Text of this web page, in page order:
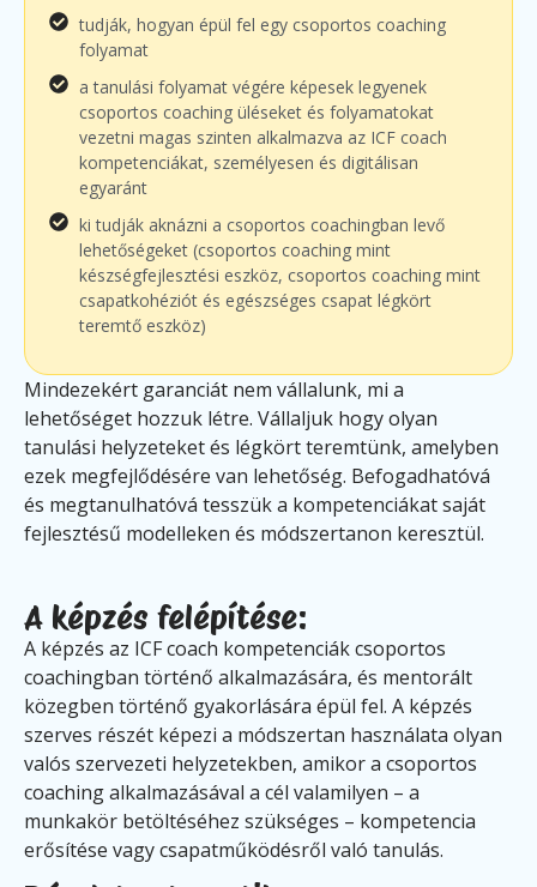
tudják, hogyan épül fel egy csoportos coaching
folyamat
a tanulási folyamat végére képesek legyenek
csoportos coaching üléseket és folyamatokat
vezetni magas szinten alkalmazva az ICF coach
kompetenciákat, személyesen és digitálisan
egyaránt
ki tudják aknázni a csoportos coachingban levő
lehetőségeket (csoportos coaching mint
készségfejlesztési eszköz, csoportos coaching mint
csapatkohéziót és egészséges csapat légkört
teremtő eszköz)
Mindezekért garanciát nem vállalunk, mi a
lehetőséget hozzuk létre. Vállaljuk hogy olyan
tanulási helyzeteket és légkört teremtünk, amelyben
ezek megfejlődésére van lehetőség. Befogadhatóvá
és megtanulhatóvá tesszük a kompetenciákat saját
fejlesztésű modelleken és módszertanon keresztül.
A képzés felépítése:
A képzés az ICF coach kompetenciák csoportos
coachingban történő alkalmazására, és mentorált
közegben történő gyakorlására épül fel. A képzés
szerves részét képezi a módszertan használata olyan
valós szervezeti helyzetekben, amikor a csoportos
coaching alkalmazásával a cél valamilyen – a
munkakör betöltéséhez szükséges – kompetencia
erősítése vagy csapatműködésről való tanulás.